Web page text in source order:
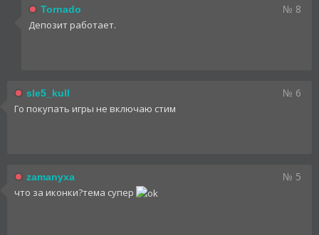
Tornado № 8
Депозит работает.
sle5_kull № 6
Го покупать игры не включаю стим
zamanyxa № 5
что за иконки?тема супер